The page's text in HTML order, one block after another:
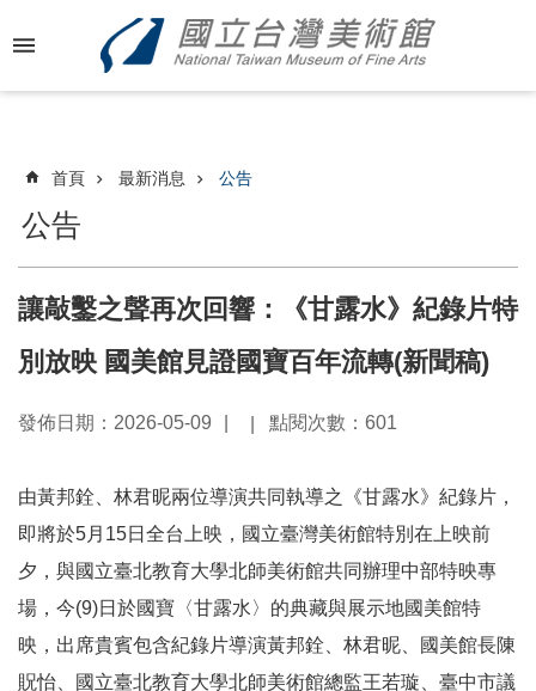
跳到主要內容區塊
階
消
於
美
參
觀
展
覽
首頁 最新消息 公告
公告
讓敲鑿之聲再次回響：《甘露水》紀錄片特
別放映 國美館見證國寶百年流轉(新聞稿)
發佈日期：2026-05-09 點閱次數：601
由黃邦銓、林君昵兩位導演共同執導之《甘露水》紀錄片，
即將於5月15日全台上映，國立臺灣美術館特別在上映前
夕，與國立臺北教育大學北師美術館共同辦理中部特映專
場，今(9)日於國寶〈甘露水〉的典藏與展示地國美館特
映，出席貴賓包含紀錄片導演黃邦銓、林君昵、國美館長陳
貺怡、國立臺北教育大學北師美術館總監王若璇、臺中市議